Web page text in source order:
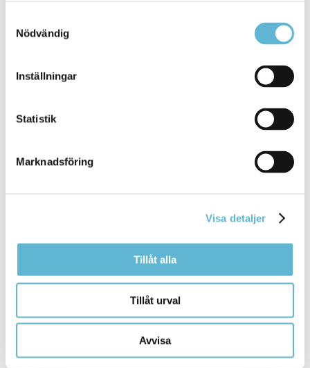
Nödvändig
Inställningar
Statistik
Marknadsföring
Visa detaljer
Tillåt alla
Tillåt urval
Avvisa
KONTAKT
Besöksadress
Postadress
kommunstyrelsen@bromolla.se
Fax: 0456-82 22 00
Öppettider växel och reception i kommunhuset
Anslagstavla